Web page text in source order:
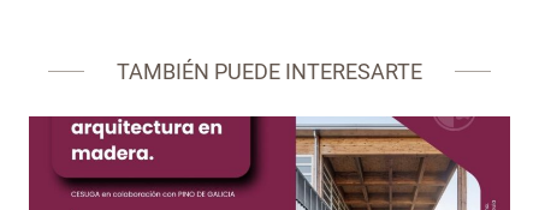
TAMBIÉN PUEDE INTERESARTE